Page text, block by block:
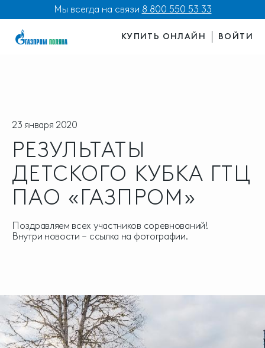
Мы всегда на связи 8 800 550 53 33
КУПИТЬ ОНЛАЙН ВОЙТИ
23 января 2020
РЕЗУЛЬТАТЫ
ДЕТСКОГО КУБКА ГТЦ
ПАО «ГАЗПРОМ»
Поздравляем всех участников соревнований!
Внутри новости – ссылка на фотографии.